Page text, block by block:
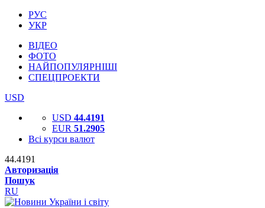
РУС
УКР
ВІДЕО
ФОТО
НАЙПОПУЛЯРНІШІ
СПЕЦПРОЕКТИ
USD
USD 44.4191
EUR 51.2905
Всі курси валют
44.4191
Авторизація
Пошук
RU